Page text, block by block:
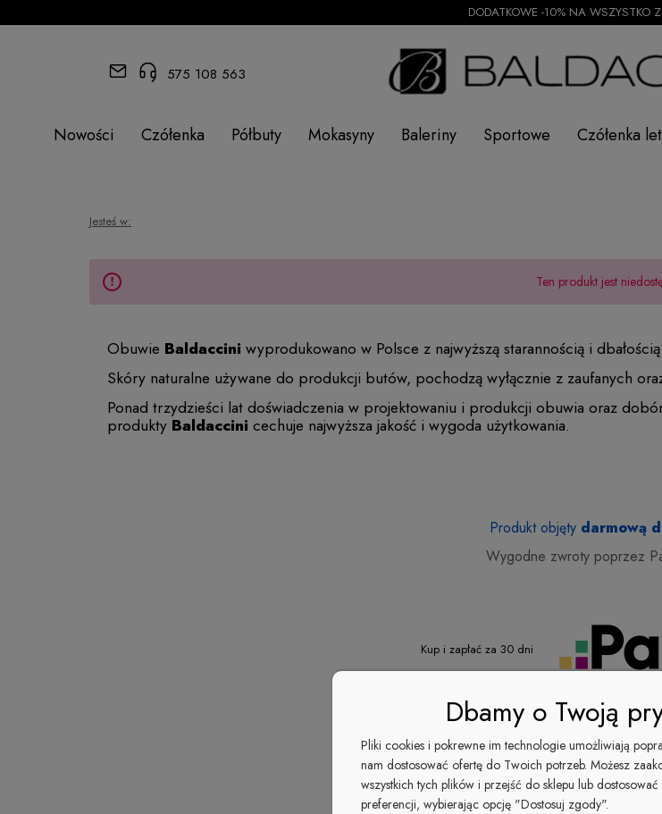
DODATKOWE -10% NA WSZYSTKO
575 108 563
Nowości Czółenka Półbuty Mokasyny Baleriny Sportowe Czółenka
Jesteś w:
Ten produkt jest
Obuwie Baldaccini wyprodukowano w Polsce z najwyższą starannością i
Skóry naturalne używane do produkcji butów, pochodzą wyłącznie z zaufanych
Ponad trzydzieści lat doświadczenia w projektowaniu i produkcji obuwia oraz
produkty Baldaccini cechuje najwyższa jakość i wygoda użytkowania.
Produkt objętydarmową
Wygodne zwroty poprzez
Kup i zapłać za 30 dni
Długości wkładek:
Tabela rozmiarów jest wspólna dla
36 - 23.5 cm
37 - 24 cm
38 - 24,5 cm
39 -
40 -
41 -
Dbamy o Twoją
Pliki cookies i pokrewne im technologie umożliwiają
nam dostosować ofertę do Twoich potrzeb. Możesz
wszystkich tych plików i przejść do sklepu lub
preferencji, wybierając opcję "Dostosuj zgody".